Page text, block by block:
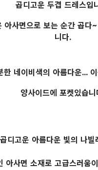
곱디고운 두겹 드레스입
아사면으로 보는 순간 곱다
니다.
한 네이비색의 아름다운...
양사이드에 포켓있습니
디고운 아름다운 빛의 나빌
아사면 소재로 고급스러움